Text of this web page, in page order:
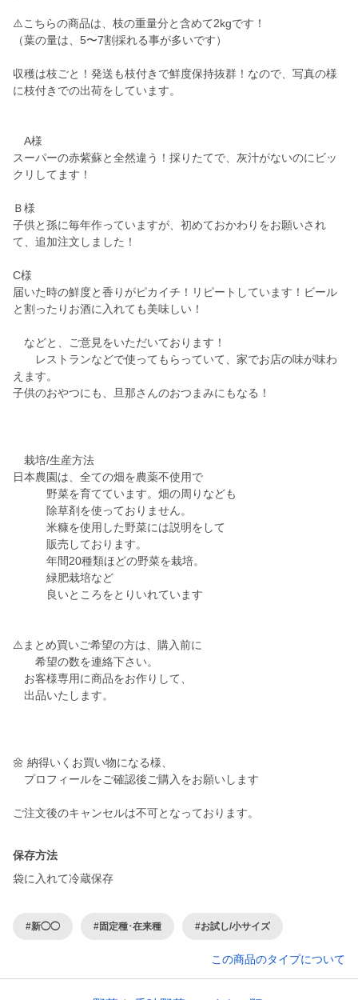
⚠️こちらの商品は、枝の重量分と含めて2kgです！
（葉の量は、5〜7割採れる事が多いです）
収穫は枝ごと！発送も枝付きで鮮度保持抜群！なので、写真の様
に枝付きでの出荷をしています。
A様
スーパーの赤紫蘇と全然違う！採りたてで、灰汁がないのにビッ
クリしてます！
Ｂ様
子供と孫に毎年作っていますが、初めておかわりをお願いされ
て、追加注文しました！
C様
届いた時の鮮度と香りがピカイチ！リピートしています！ビール
と割ったりお酒に入れても美味しい！
などと、ご意見をいただいております！
レストランなどで使ってもらっていて、家でお店の味が味わ
えます。
子供のおやつにも、旦那さんのおつまみにもなる！
栽培/生産方法
日本農園は、全ての畑を農薬不使用で
野菜を育てています。畑の周りなども
除草剤を使っておりません。
米糠を使用した野菜には説明をして
販売しております。
年間20種類ほどの野菜を栽培。
緑肥栽培など
良いところをとりいれています
⚠️まとめ買いご希望の方は、購入前に
希望の数を連絡下さい。
お客様専用に商品をお作りして、
出品いたします。
🌼 納得いくお買い物になる様、
プロフィールをご確認後ご購入をお願いします
ご注文後のキャンセルは不可となっております。
保存方法
袋に入れて冷蔵保存
#新◯◯ #固定種･在来種 #お試し/小サイズ
この商品のタイプについて